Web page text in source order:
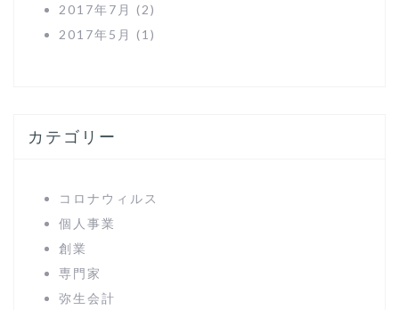
2017年7月
(2)
2017年5月
(1)
カテゴリー
コロナウィルス
個人事業
創業
専門家
弥生会計